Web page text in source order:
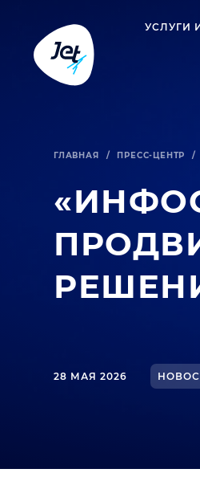
УСЛУГИ
ГЛАВНАЯ / ПРЕСС-ЦЕНТР /
28 МАЯ 2026